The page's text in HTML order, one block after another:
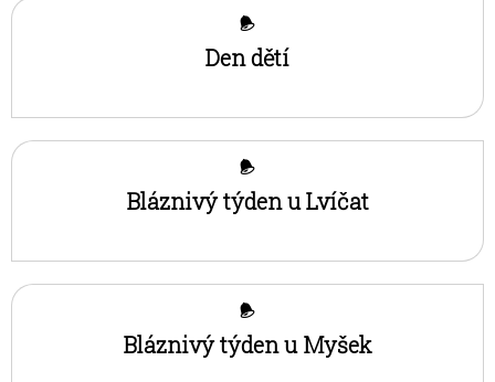
Den dětí
Bláznivý týden u Lvíčat
Bláznivý týden u Myšek